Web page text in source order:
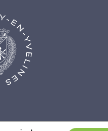
Politique de confidentialité|